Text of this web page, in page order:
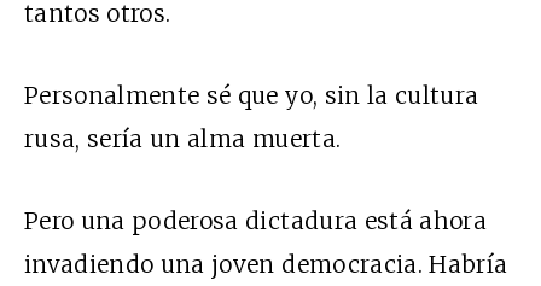
tantos otros.
Personalmente sé que yo, sin la cultura
rusa, sería un alma muerta.
Pero una poderosa dictadura está ahora
invadiendo una joven democracia. Habría